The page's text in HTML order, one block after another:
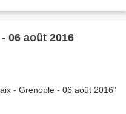
06 août 2016